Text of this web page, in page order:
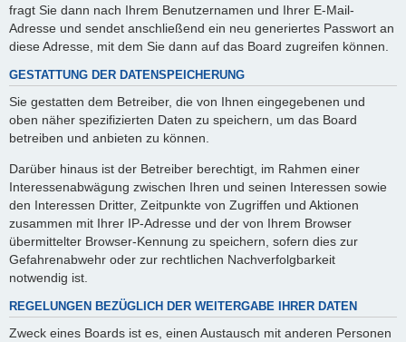
fragt Sie dann nach Ihrem Benutzernamen und Ihrer E-Mail-
Adresse und sendet anschließend ein neu generiertes Passwort an
diese Adresse, mit dem Sie dann auf das Board zugreifen können.
GESTATTUNG DER DATENSPEICHERUNG
Sie gestatten dem Betreiber, die von Ihnen eingegebenen und
oben näher spezifizierten Daten zu speichern, um das Board
betreiben und anbieten zu können.
Darüber hinaus ist der Betreiber berechtigt, im Rahmen einer
Interessenabwägung zwischen Ihren und seinen Interessen sowie
den Interessen Dritter, Zeitpunkte von Zugriffen und Aktionen
zusammen mit Ihrer IP-Adresse und der von Ihrem Browser
übermittelter Browser-Kennung zu speichern, sofern dies zur
Gefahrenabwehr oder zur rechtlichen Nachverfolgbarkeit
notwendig ist.
REGELUNGEN BEZÜGLICH DER WEITERGABE IHRER DATEN
Zweck eines Boards ist es, einen Austausch mit anderen Personen